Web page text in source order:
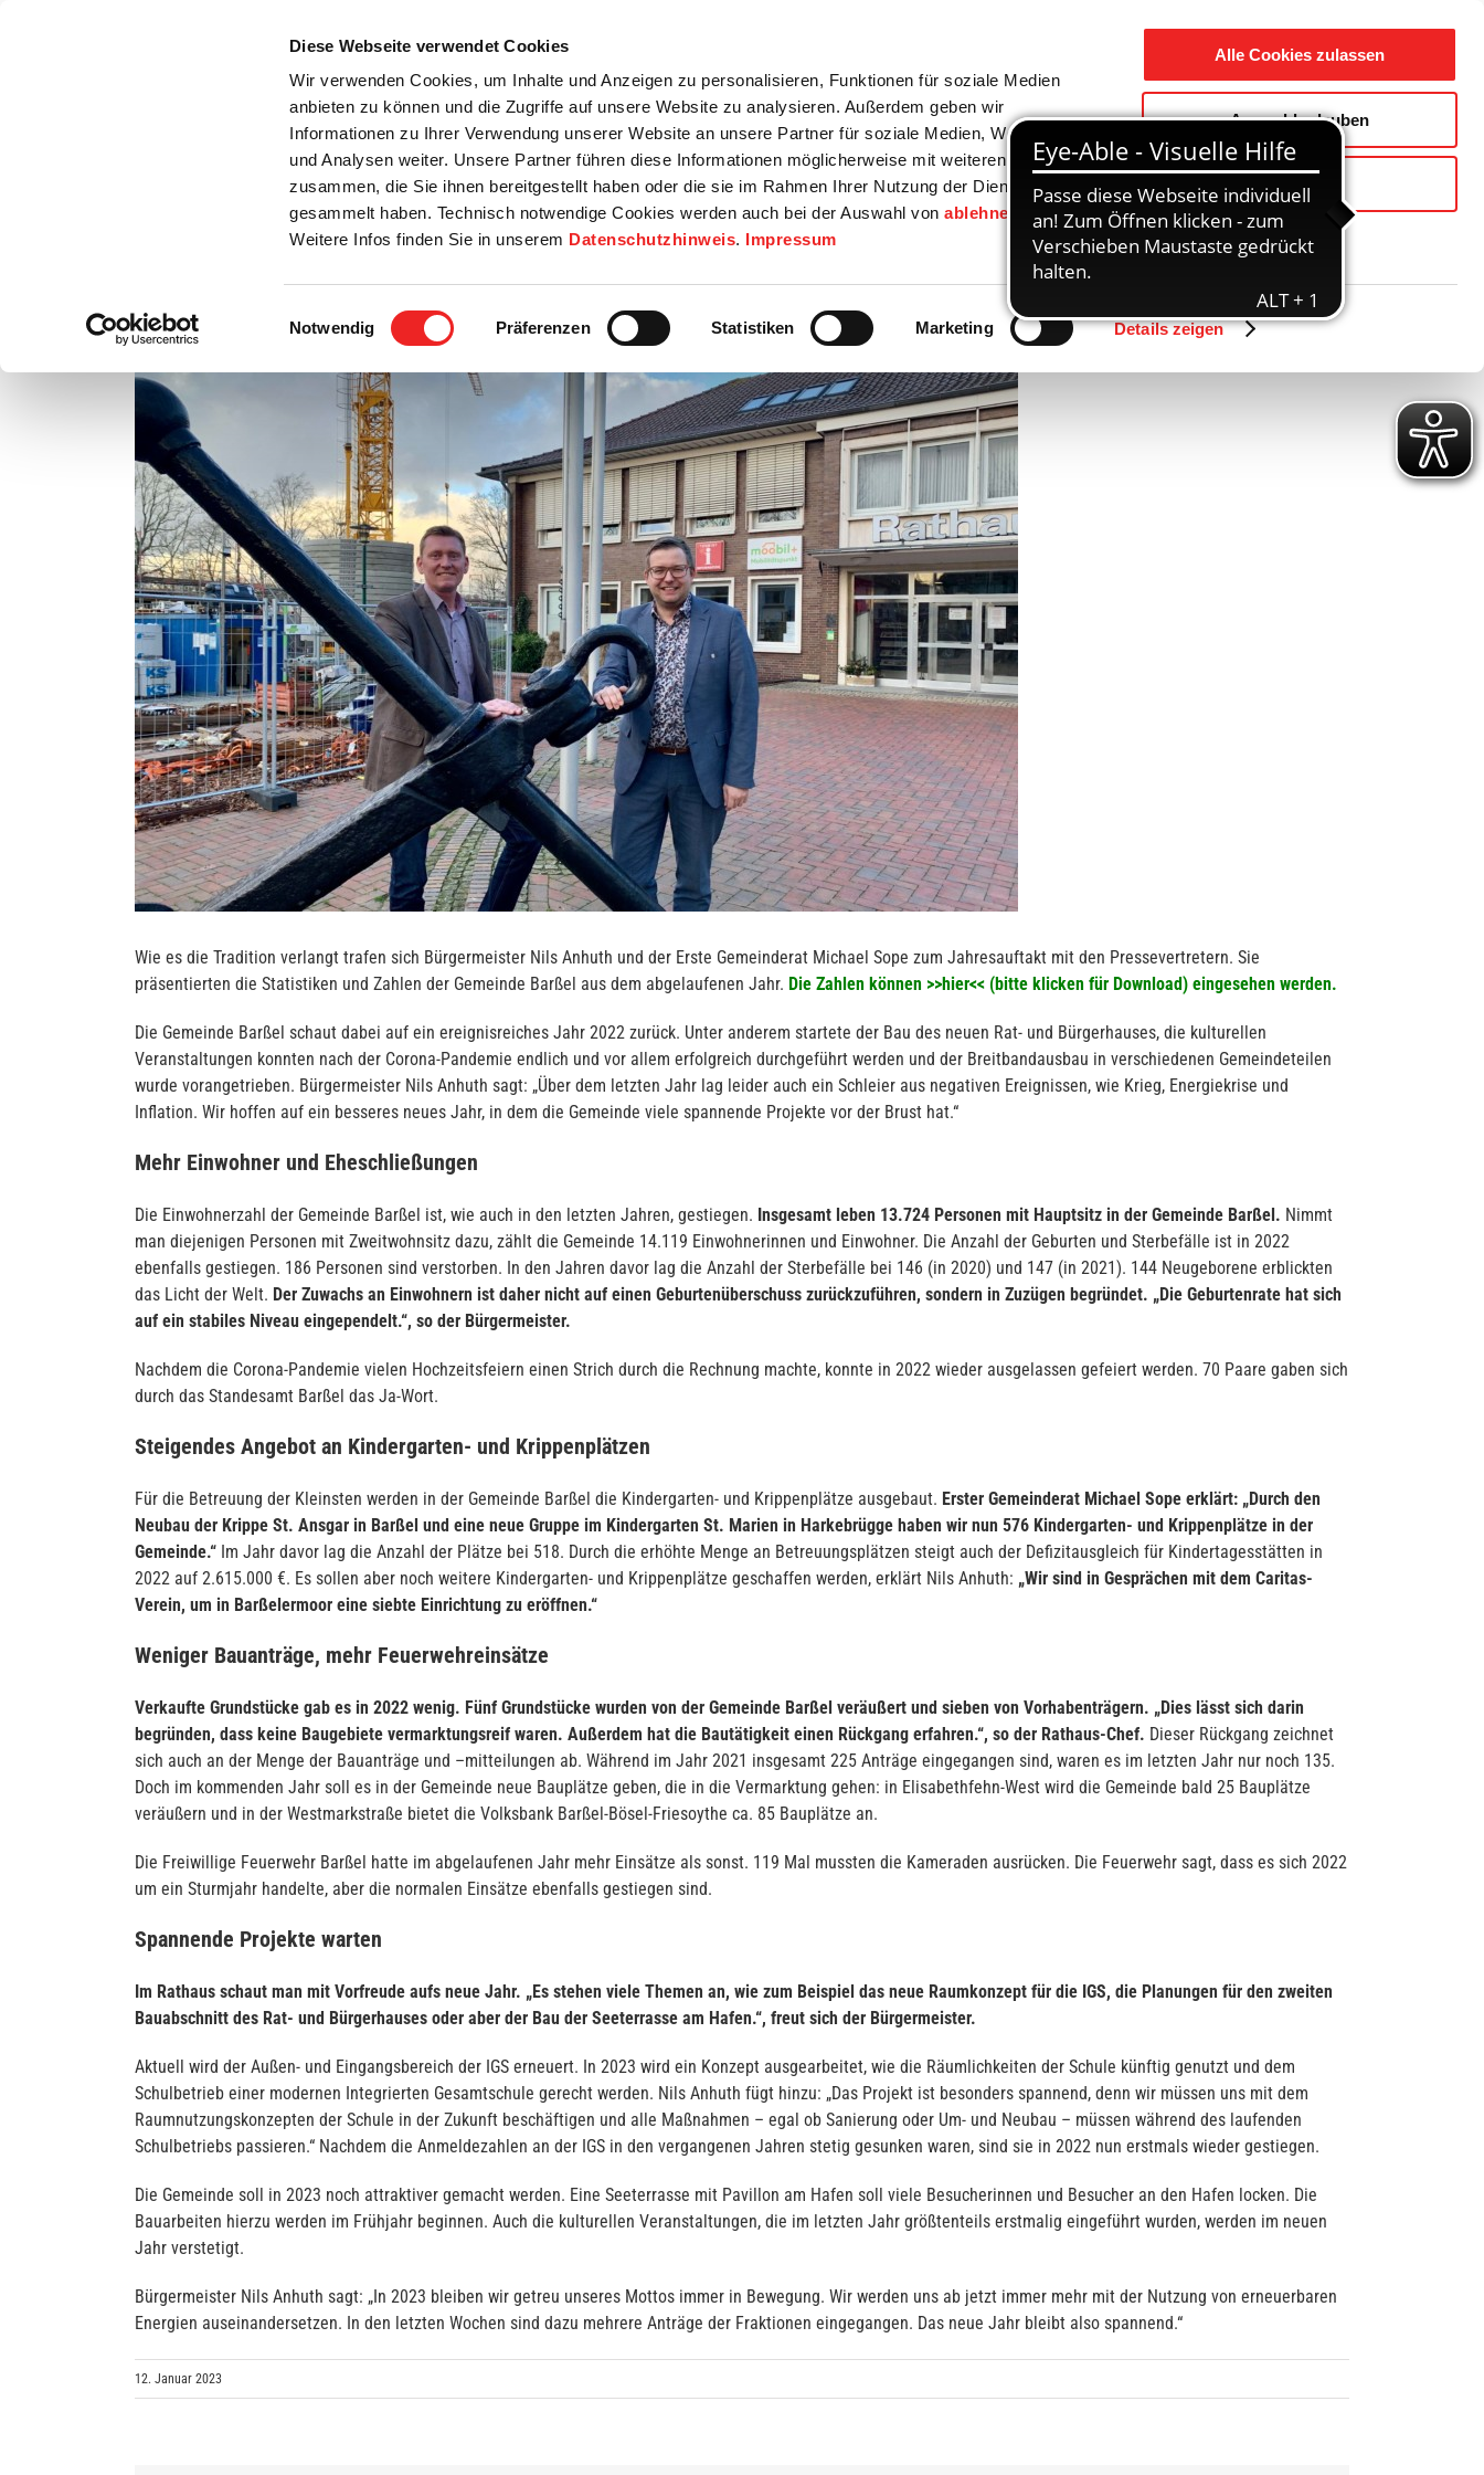
Diese Webseite verwendet Cookies
Wir verwenden Cookies, um Inhalte und Anzeigen zu personalisieren, Funktionen für soziale Medien
anbieten zu können und die Zugriffe auf unsere Website zu analysieren. Außerdem geben wir
Informationen zu Ihrer Verwendung unserer Website an unsere Partner für soziale Medien, Werbung
und Analysen weiter. Unsere Partner führen diese Informationen möglicherweise mit weiteren Daten
zusammen, die Sie ihnen bereitgestellt haben oder die sie im Rahmen Ihrer Nutzung der Dienste
gesammelt haben. Technisch notwendige Cookies werden auch bei der Auswahl vonablehnen
gesetzt.
Weitere Infos finden Sie in unserem Datenschutzhinweis. Impressum
Einwilligungsauswahl
Notwendig Präferenzen Statistiken Marketing Details zeigen
Alle Cookies zulassen
Auswahl erlauben
Ablehnen
Startseite
Bürgerservice Rats- / Bürgerinfo Wirtschaft / Wohnen Bildung / Soziales Touristik / Freizeit Gemeinde / Geschichte
Zurück
Rückblick auf das Jahr 2022
grösseres
Wie es die Tradition verlangt trafen sich Bürgermeister Nils Anhuth und der Erste Gemeinderat Michael Sope zum Jahresauftakt mit den Pressevertretern. Sie
präsentierten die Statistiken und Zahlen der Gemeinde Barßel aus dem abgelaufenen Jahr. Die Zahlen können >>hier<< (bitte klicken für Download) eingesehen werden.
Die Gemeinde Barßel schaut dabei auf ein ereignisreiches Jahr 2022 zurück. Unter anderem startete der Bau des neuen Rat- und Bürgerhauses, die kulturellen
Veranstaltungen konnten nach der Corona-Pandemie endlich und vor allem erfolgreich durchgeführt werden und der Breitbandausbau in verschiedenen Gemeindeteilen
wurde vorangetrieben. Bürgermeister Nils Anhuth sagt: „Über dem letzten Jahr lag leider auch ein Schleier aus negativen Ereignissen, wie Krieg, Energiekrise und
Inflation. Wir hoffen auf ein besseres neues Jahr, in dem die Gemeinde viele spannende Projekte vor der Brust hat.“
Mehr Einwohner und Eheschließungen
Die Einwohnerzahl der Gemeinde Barßel ist, wie auch in den letzten Jahren, gestiegen. Insgesamt leben 13.724 Personen mit Hauptsitz in der Gemeinde Barßel. Nimmt
man diejenigen Personen mit Zweitwohnsitz dazu, zählt die Gemeinde 14.119 Einwohnerinnen und Einwohner. Die Anzahl der Geburten und Sterbefälle ist in 2022
ebenfalls gestiegen. 186 Personen sind verstorben. In den Jahren davor lag die Anzahl der Sterbefälle bei 146 (in 2020) und 147 (in 2021). 144 Neugeborene erblickten
das Licht der Welt. Der Zuwachs an Einwohnern ist daher nicht auf einen Geburtenüberschuss zurückzuführen, sondern in Zuzügen begründet. „Die Geburtenrate hat sich
auf ein stabiles Niveau eingependelt.“, so der Bürgermeister.
Nachdem die Corona-Pandemie vielen Hochzeitsfeiern einen Strich durch die Rechnung machte, konnte in 2022 wieder ausgelassen gefeiert werden. 70 Paare gaben sich
durch das Standesamt Barßel das Ja-Wort.
Steigendes Angebot an Kindergarten- und Krippenplätzen
Für die Betreuung der Kleinsten werden in der Gemeinde Barßel die Kindergarten- und Krippenplätze ausgebaut. Erster Gemeinderat Michael Sope erklärt: „Durch den
Neubau der Krippe St. Ansgar in Barßel und eine neue Gruppe im Kindergarten St. Marien in Harkebrügge haben wir nun 576 Kindergarten- und Krippenplätze in der
Gemeinde.“ Im Jahr davor lag die Anzahl der Plätze bei 518. Durch die erhöhte Menge an Betreuungsplätzen steigt auch der Defizitausgleich für Kindertagesstätten in
2022 auf 2.615.000 €. Es sollen aber noch weitere Kindergarten- und Krippenplätze geschaffen werden, erklärt Nils Anhuth: „Wir sind in Gesprächen mit dem Caritas-
Verein, um in Barßelermoor eine siebte Einrichtung zu eröffnen.“
Weniger Bauanträge, mehr Feuerwehreinsätze
Verkaufte Grundstücke gab es in 2022 wenig. Fünf Grundstücke wurden von der Gemeinde Barßel veräußert und sieben von Vorhabenträgern. „Dies lässt sich darin
begründen, dass keine Baugebiete vermarktungsreif waren. Außerdem hat die Bautätigkeit einen Rückgang erfahren.“, so der Rathaus-Chef. Dieser Rückgang zeichnet
sich auch an der Menge der Bauanträge und –mitteilungen ab. Während im Jahr 2021 insgesamt 225 Anträge eingegangen sind, waren es im letzten Jahr nur noch 135.
Doch im kommenden Jahr soll es in der Gemeinde neue Bauplätze geben, die in die Vermarktung gehen: in Elisabethfehn-West wird die Gemeinde bald 25 Bauplätze
veräußern und in der Westmarkstraße bietet die Volksbank Barßel-Bösel-Friesoythe ca. 85 Bauplätze an.
Die Freiwillige Feuerwehr Barßel hatte im abgelaufenen Jahr mehr Einsätze als sonst. 119 Mal mussten die Kameraden ausrücken. Die Feuerwehr sagt, dass es sich 2022
um ein Sturmjahr handelte, aber die normalen Einsätze ebenfalls gestiegen sind.
Spannende Projekte warten
Im Rathaus schaut man mit Vorfreude aufs neue Jahr. „Es stehen viele Themen an, wie zum Beispiel das neue Raumkonzept für die IGS, die Planungen für den zweiten
Bauabschnitt des Rat- und Bürgerhauses oder aber der Bau der Seeterrasse am Hafen.“, freut sich der Bürgermeister.
Aktuell wird der Außen- und Eingangsbereich der IGS erneuert. In 2023 wird ein Konzept ausgearbeitet, wie die Räumlichkeiten der Schule künftig genutzt und dem
Schulbetrieb einer modernen Integrierten Gesamtschule gerecht werden. Nils Anhuth fügt hinzu: „Das Projekt ist besonders spannend, denn wir müssen uns mit dem
Raumnutzungskonzepten der Schule in der Zukunft beschäftigen und alle Maßnahmen – egal ob Sanierung oder Um- und Neubau – müssen während des laufenden
Schulbetriebs passieren.“ Nachdem die Anmeldezahlen an der IGS in den vergangenen Jahren stetig gesunken waren, sind sie in 2022 nun erstmals wieder gestiegen.
Die Gemeinde soll in 2023 noch attraktiver gemacht werden. Eine Seeterrasse mit Pavillon am Hafen soll viele Besucherinnen und Besucher an den Hafen locken. Die
Bauarbeiten hierzu werden im Frühjahr beginnen. Auch die kulturellen Veranstaltungen, die im letzten Jahr größtenteils erstmalig eingeführt wurden, werden im neuen
Jahr verstetigt.
Bürgermeister Nils Anhuth sagt: „In 2023 bleiben wir getreu unseres Mottos immer in Bewegung. Wir werden uns ab jetzt immer mehr mit der Nutzung von erneuerbaren
Energien auseinandersetzen. In den letzten Wochen sind dazu mehrere Anträge der Fraktionen eingegangen. Das neue Jahr bleibt also spannend.“
12. Januar 2023